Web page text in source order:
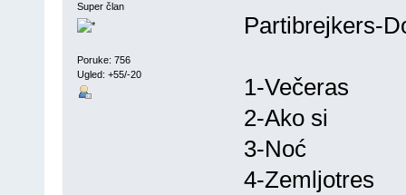
Super član
Poruke: 756
Ugled: +55/-20
Partibrejkers-
1-Večeras
2-Ako si
3-Noć
4-Zemljotres